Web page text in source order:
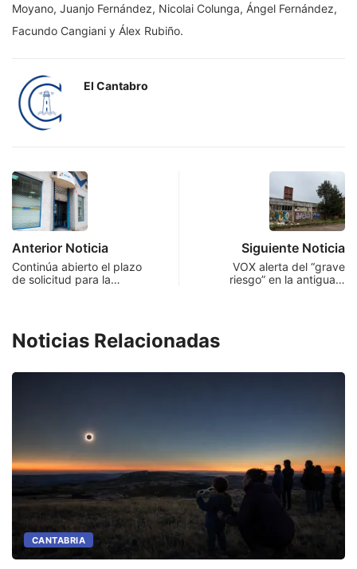
Moyano, Juanjo Fernández, Nicolai Colunga, Ángel Fernández,
Facundo Cangiani y Álex Rubiño.
El Cantabro
Anterior Noticia
Continúa abierto el plazo
de solicitud para la…
Siguiente Noticia
VOX alerta del “grave
riesgo” en la antigua…
Noticias Relacionadas
CANTABRIA